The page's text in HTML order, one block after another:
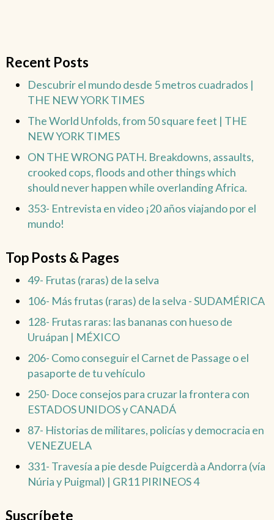
Recent Posts
Descubrir el mundo desde 5 metros cuadrados |
THE NEW YORK TIMES
The World Unfolds, from 50 square feet | THE
NEW YORK TIMES
ON THE WRONG PATH. Breakdowns, assaults,
crooked cops, floods and other things which
should never happen while overlanding Africa.
353- Entrevista en video ¡20 años viajando por el
mundo!
Top Posts & Pages
49- Frutas (raras) de la selva
106- Más frutas (raras) de la selva - SUDAMÉRICA
128- Frutas raras: las bananas con hueso de
Uruápan | MÉXICO
206- Como conseguir el Carnet de Passage o el
pasaporte de tu vehículo
250- Doce consejos para cruzar la frontera con
ESTADOS UNIDOS y CANADÁ
87- Historias de militares, policías y democracia en
VENEZUELA
331- Travesía a pie desde Puigcerdà a Andorra (vía
Núria y Puigmal) | GR11 PIRINEOS 4
Suscríbete